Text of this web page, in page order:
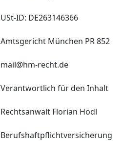
USt-ID: DE263146366
Amtsgericht München PR 852
mail@hm-recht.de
Verantwortlich für den Inhalt
Rechtsanwalt Florian Hödl
Berufshaftpflichtversicherung